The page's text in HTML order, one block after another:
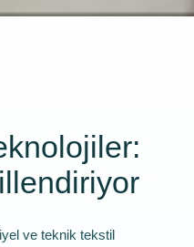
ve teknik tekstil